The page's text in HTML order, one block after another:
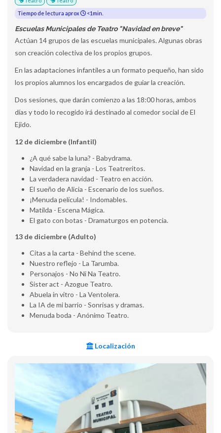
Tiempo de lectura aprox
<1min.
Escuelas Municipales de Teatro "Navidad en breve"
Actúan 14 grupos de las escuelas municipales. Algunas obras
son creación colectiva de los propios grupos.
En las adaptaciones infantiles a un formato pequeño, han sido
los propios alumnos los encargados de guiar la creación.
Dos sesiones, que darán comienzo a las 18:00 horas, ambos
días y todo lo recogido irá destinado al comedor social de El
Ejido.
12 de diciembre (Infantil)
¿A qué sabe la luna? - Babydrama.
Navidad en la granja - Los Teatreritos.
La verdadera navidad - Teatro en acción.
El sueño de Alicia - Escenario de los sueños.
¡Menuda película! - Indomables.
Matilda - Escena Mágica.
El gato con botas - Dramaturgos en potencia.
13 de diciembre (Adulto)
Citas a la carta - Behind the scene.
Nuestro reflejo - La Tarumba.
Personajos - No Ni Na Teatro.
Sister act - Azogue Teatro.
Abuela in vitro - La Ventolera.
La IA de mi barrio - Sonrisas y dramas.
Menuda boda - Anónimo Teatro.
Localización